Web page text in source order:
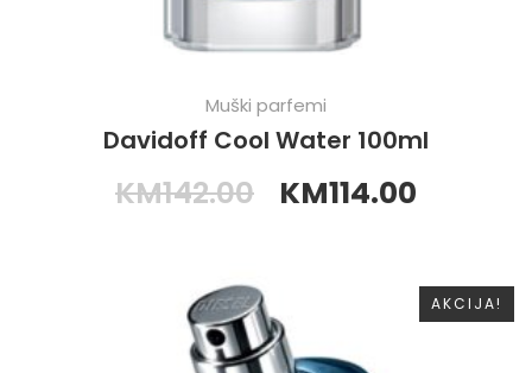
Muški parfemi
Davidoff Cool Water 100ml
KM142.00 KM114.00
AKCIJA!